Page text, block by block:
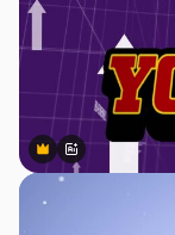
Premium
Premium
สร้างขึ้นโดย AI